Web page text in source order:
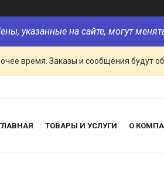
указанные на сайте, могут
время. Заказы и сообщения будут
ТОВАРЫ И УСЛУГИ О